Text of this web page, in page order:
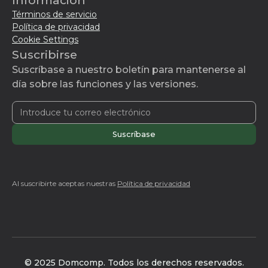
Términos de servicio
Política de privacidad
Cookie Settings
Suscribirse
Suscríbase a nuestro boletín para mantenerse al
día sobre las funciones y las versiones.
Al suscribirte aceptas nuestras Política de privacidad
© 2025 Domcomp. Todos los derechos reservados.